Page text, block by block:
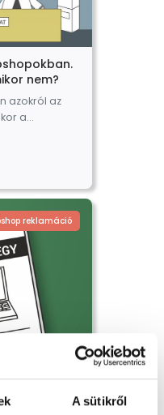
A sütikről
nem?
azokról az
a
reklamáció
le a jótállási